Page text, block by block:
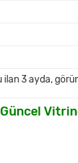
ilan3 ayda,
Güncel